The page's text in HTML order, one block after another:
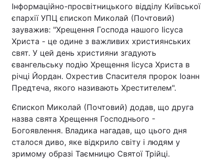
Інформаційно-просвітницького відділу Київської
єпархії УПЦ єпископ Миколай (Почтовий)
зауважив: "Хрещення Господа нашого Іісуса
Христа - це одине з важливих християнських
свят. У цей день християни згадують
євангельську подію Хрещення Іісуса Христа в
річці Йордан. Охрестив Спасителя пророк Іоанн
Предтеча, якого називають Хрестителем".
Єпископ Миколай (Почтовий) додав, що друга
назва свята Хрещення Господнього -
Богоявлення. Владика нагадав, що цього дня
сталося диво, яке відкрило світу і людям у
зримому образі Таємницю Святої Трійці.